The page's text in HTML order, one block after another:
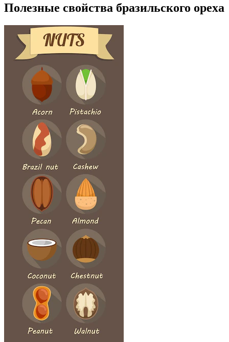
Полезные свойства бразильского ореха